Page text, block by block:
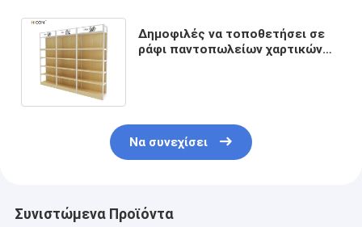
Δημοφιλές να τοποθετήσει σε
ράφι παντοπωλείων χαρτικών
Να συνεχίσει
Συνιστώμενα Προϊόντα